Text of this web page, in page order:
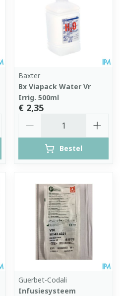
Baxter
Bx Viapack Water Vr
Irrig. 500ml
€ 2,35
Bestel
Guerbet-Codali
Infusiesysteem